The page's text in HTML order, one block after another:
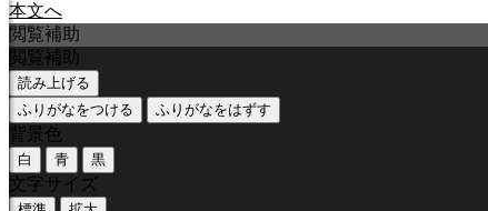
本文へ
閲覧補助
閲覧補助
読み上げる
ふりがなをつける
ふりがなをはずす
背景色
白 青 黒
文字サイズ